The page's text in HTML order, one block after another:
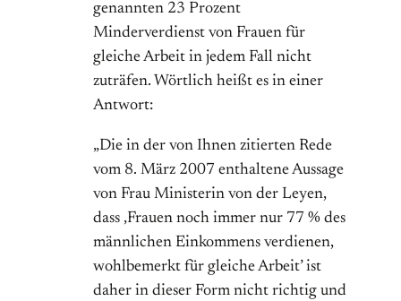
genannten 23 Prozent
Minderverdienst von Frauen für
gleiche Arbeit in jedem Fall nicht
zuträfen. Wörtlich heißt es in einer
Antwort:
„Die in der von Ihnen zitierten Rede
vom 8. März 2007 enthaltene Aussage
von Frau Ministerin von der Leyen,
dass ‚Frauen noch immer nur 77 % des
männlichen Einkommens verdienen,
wohlbemerkt für gleiche Arbeit’ ist
daher in dieser Form nicht richtig und